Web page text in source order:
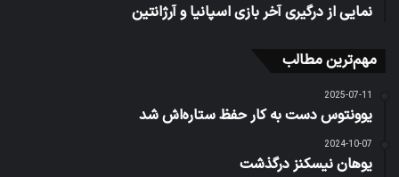
نمایی از درگیری آخر بازی اسپانیا و آرژانتین
مهم‌ترین مطالب
2025-07-11
یوونتوس دست به کار حفظ ستاره‌اش شد
2024-10-07
یوهان نیسکنز درگذشت